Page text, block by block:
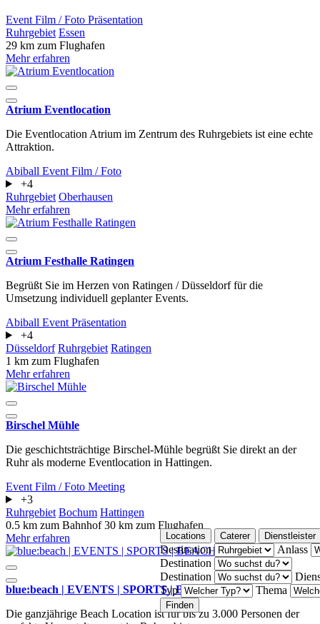
Locations Caterer Dienstleister
Destination
Anlass
Destination
Destination
Typ
Thema
Finden
Event Film / Foto Präsentation
Ruhrgebiet Essen
29 km zum Flughafen
Mehr erfahren
Atrium Eventlocation
Die Eventlocation Atrium im Zentrum des Ruhrgebiets ist eine echte
Attraktion.
Abiball Event Film / Foto
+4
Ruhrgebiet Oberhausen
Mehr erfahren
Atrium Festhalle Ratingen
Begrüßt Sie im Herzen von Ratingen / Düsseldorf für die
Umsetzung individuell geplanter Events.
Abiball Event Präsentation
+4
Düsseldorf Ruhrgebiet Ratingen
1 km zum Flughafen
Mehr erfahren
Birschel Mühle
Die geschichtsträchtige Birschel-Mühle begrüßt Sie direkt an der
Ruhr als moderne Eventlocation in Hattingen.
Event Film / Foto Meeting
+3
Ruhrgebiet Bochum Hattingen
0.5 km zum Bahnhof30 km zum Flughafen
Mehr erfahren
blue:beach | EVENTS | SPORTS | BEACHCLUB
Die ganzjährige Beach Location ist für bis zu 3.000 Personen der